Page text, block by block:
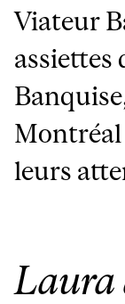
Viateur
assiettes
Montréal
leurs
Laura